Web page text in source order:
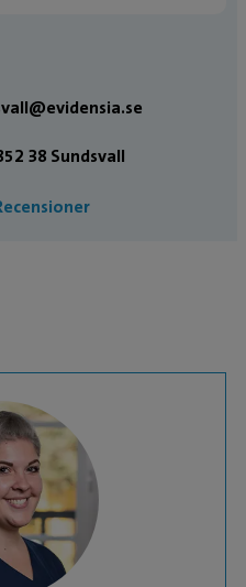
38 Sundsvall